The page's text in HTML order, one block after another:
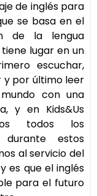
de inglés para
se basa en el
de la lengua
lugar en un
escuchar,
y por último leer
con una
y en Kids&Us
todos los
estos
al servicio del
es que el inglés
para el futuro